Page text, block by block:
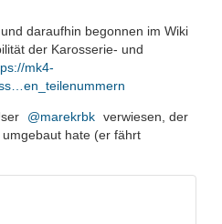
daraufhin begonnen im Wiki
der Karosserie- und
mk4-
marekrbk verwiesen, der
hate (er fährt